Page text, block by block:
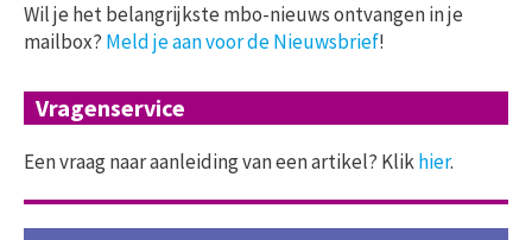
Wil je het belangrijkste mbo-nieuws ontvangen in je
mailbox? Meld je aan voor de Nieuwsbrief!
Vragenservice
Een vraag naar aanleiding van een artikel? Klikhier.